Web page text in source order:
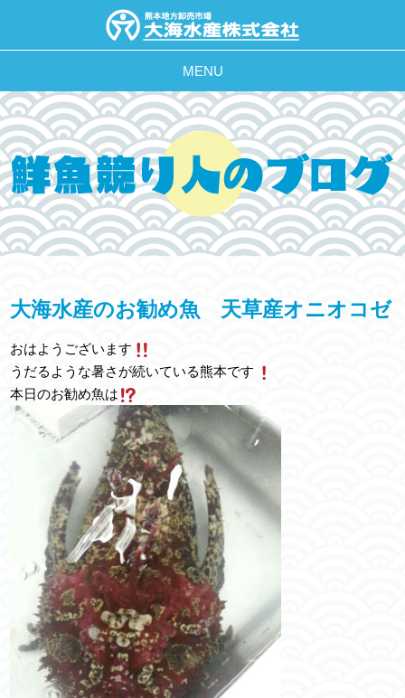
MENU
大海水産のお勧め魚 天草産オニオコゼ
おはようございます
うだるような暑さが続いている熊本です
本日のお勧め魚は